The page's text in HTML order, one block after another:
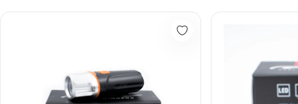
Luz Linterna Bicicleta Delantera Gw Bc12 500 Lumens Mtb Luz Aluminio
Luz Linterna